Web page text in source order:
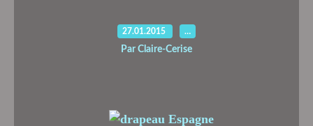
27.01.2015 …
Par Claire-Cerise